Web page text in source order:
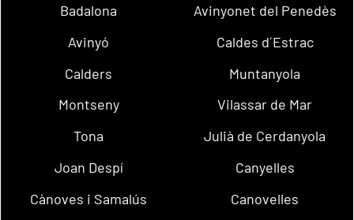
Badalona
Avinyonet del Penedès
Avinyó
Caldes d´Estrac
Calders
Muntanyola
Montseny
Vilassar de Mar
Tona
Julià de Cerdanyola
Joan Despí
Canyelles
Cànoves i Samalús
Canovelles